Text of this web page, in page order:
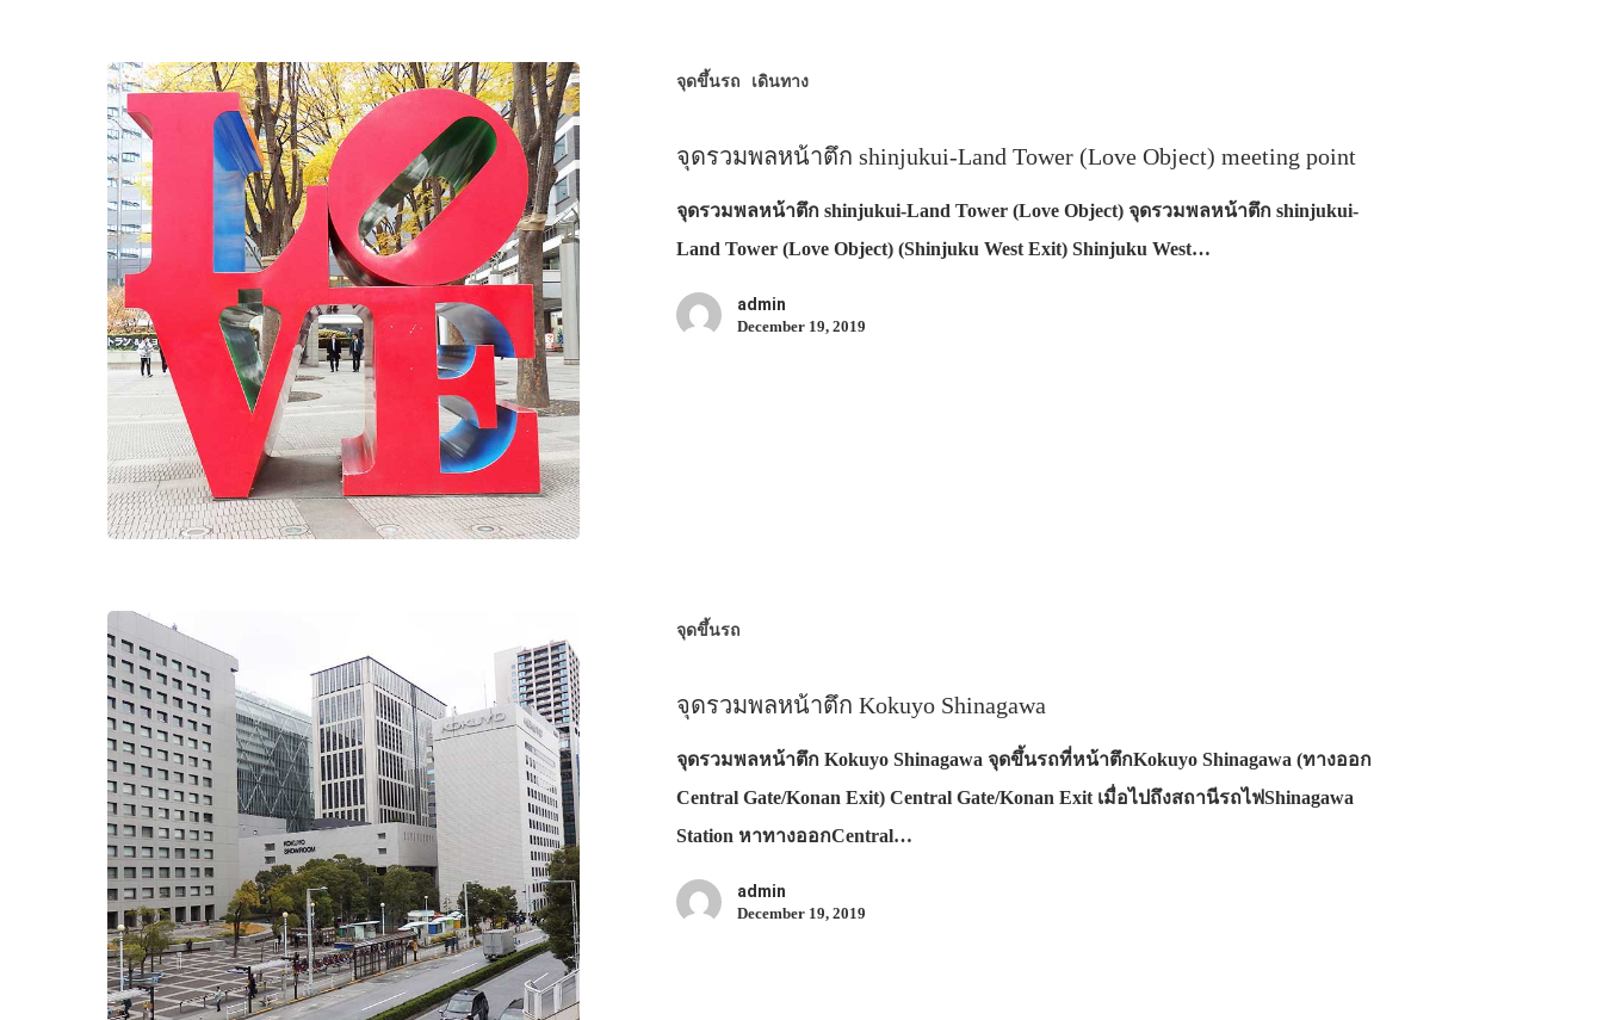
จุดขึ้นรถ เดินทาง
จุดรวมพลหน้าตึก shinjukui-Land Tower (Love Object) meeting point
จุดรวมพลหน้าตึก shinjukui-Land Tower (Love Object) จุดรวมพลหน้าตึก shinjukui-
Land Tower (Love Object) (Shinjuku West Exit) Shinjuku West…
admin
December 19, 2019
จุดขึ้นรถ
จุดรวมพลหน้าตึก Kokuyo Shinagawa
จุดรวมพลหน้าตึก Kokuyo Shinagawa จุดขึ้นรถที่หน้าตึกKokuyo Shinagawa (ทางออก
Central Gate/Konan Exit) Central Gate/Konan Exit เมื่อไปถึงสถานีรถไฟShinagawa
Station หาทางออกCentral…
admin
December 19, 2019